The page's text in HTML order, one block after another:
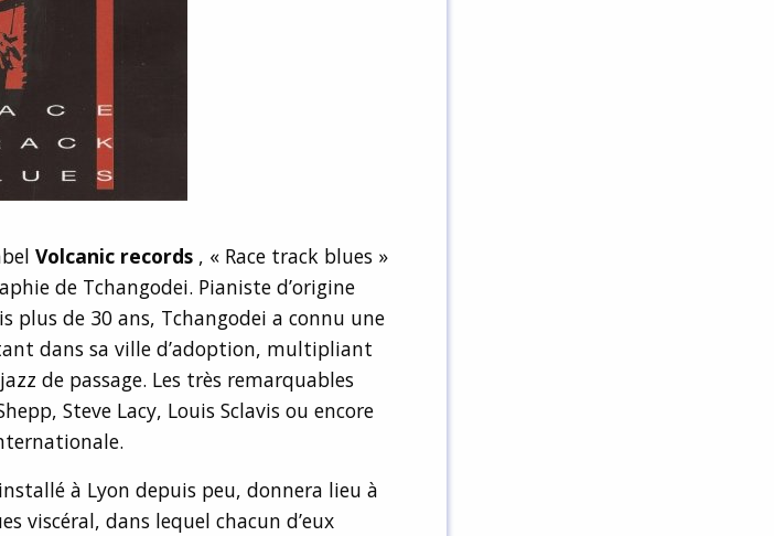
Volcanic records , « Race track blues »
de Tchangodei. Pianiste d’origine
plus de 30 ans, Tchangodei a connu une
dans sa ville d’adoption, multipliant
de passage. Les très remarquables
Steve Lacy, Louis Sclavis ou encore
à Lyon depuis peu, donnera lieu à
viscéral, dans lequel chacun d’eux